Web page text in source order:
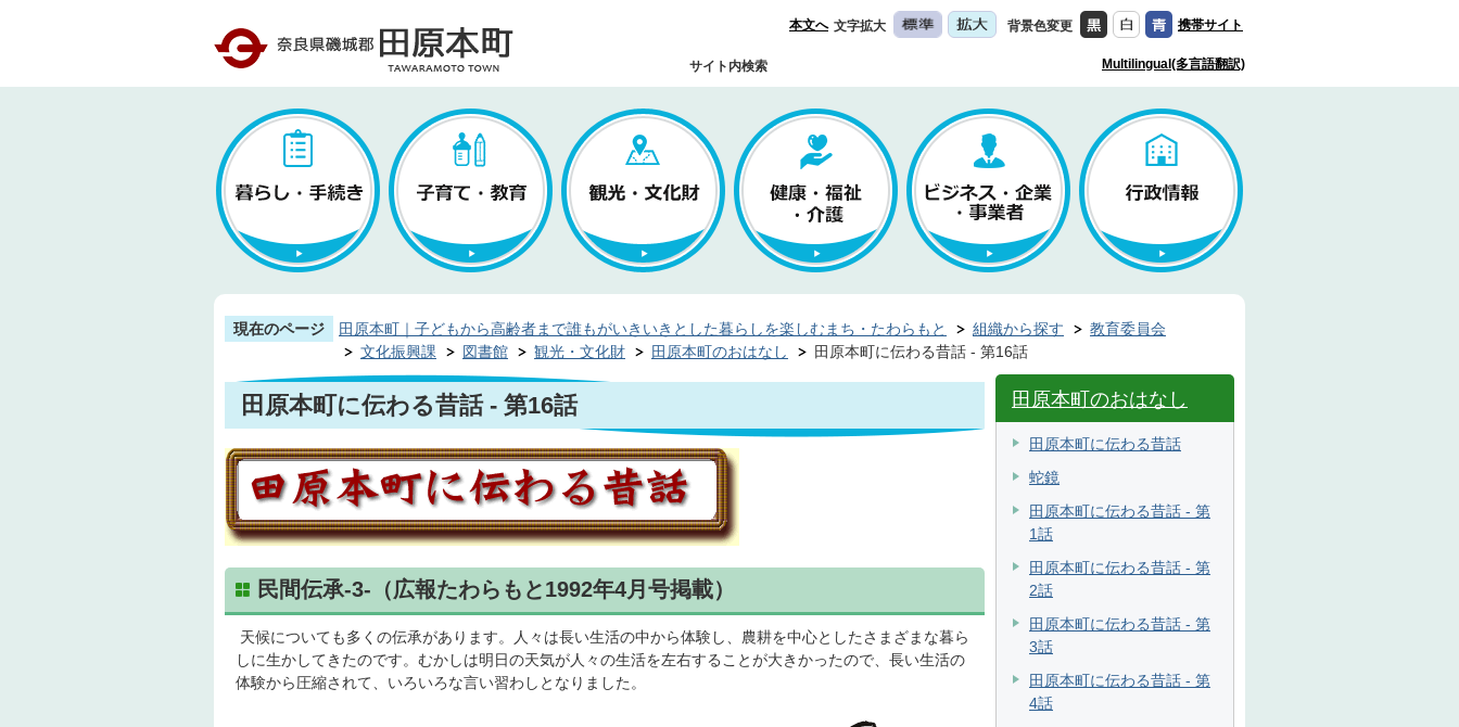
本文へ 文字拡大 背景色変更 携帯サイト
サイト内検索 Multilingual(多言語翻訳)
現在のページ 田原本町｜子どもから高齢者まで誰もがいきいきとした暮らしを楽しむまち・たわらもと 組織から探す
教育委員会
文化振興課
図書館 観光・文化財 田原本町のおはなし 田原本町に伝わる昔話 - 第16話
田原本町に伝わる昔話 - 第16話
民間伝承-3-（広報たわらもと1992年4月号掲載）
天候についても多くの伝承があります。人々は長い生活の中から体験し、農耕を中心としたさまざまな暮ら
しに生かしてきたのです。むかしは明日の天気が人々の生活を左右することが大きかったので、長い生活の
体験から圧縮されて、いろいろな言い習わしとなりました。
田原本町のおはなし
田原本町に伝わる昔話
蛇鏡
田原本町に伝わる昔話 - 第
1話
田原本町に伝わる昔話 - 第
2話
田原本町に伝わる昔話 - 第
3話
田原本町に伝わる昔話 - 第
4話